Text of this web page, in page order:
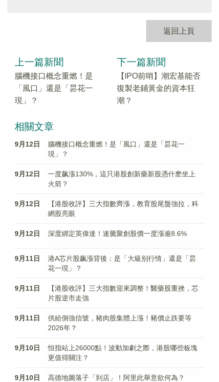
返回上頁
上一篇新聞
腦機接口概念重燃！是
「風口」還是「昙花一
現」？
下一篇新聞
【IPO前哨】潮宏基能否
復製老鋪黃金的資本狂
潮？
相關文章
9月12日
腦機接口概念重燃！是「風口」還是「昙花一
現」？
9月12日
一度飙漲130%，這只港股創新藥新股憑什麽坐上
火箭？
9月12日
【港股收評】三大指數齊漲，教育股尾盤強拉，科
網股亮眼
9月12日 深度綁定英偉達！速騰聚創股價一度漲逾8.6%
9月11日
港A芯片股飙漲背後：是「大級别行情」還是「昙
花一現」？
9月11日
【港股收評】三大指數迎來調整！醫藥股重挫，芯
片股逆市走強
9月11日
供給側強信號，豬肉股集體上漲！豬價止跌要等
2026年？
9月10日
恒指站上26000點！波動加劇之際，港股哪些板塊
更值得關注？
9月10日 高德地圖落子「到店」！阿里此舉意欲何為？